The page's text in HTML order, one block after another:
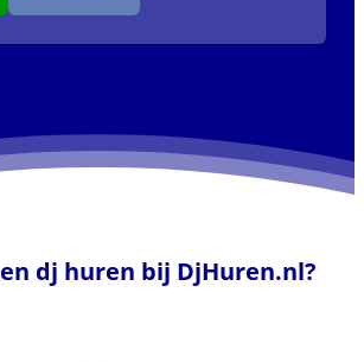
dj huren bij DjHuren.nl?